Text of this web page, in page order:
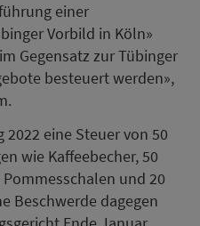
einer
Vorbild in Köln»
Gegensatz zur Tübinger
besteuert werden»,
eine Steuer von 50
wie Kaffeebecher, 50
und 20
Beschwerde dagegen